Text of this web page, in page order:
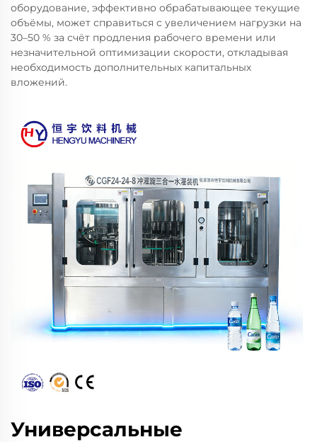
оборудование, эффективно обрабатывающее текущие
объёмы, может справиться с увеличением нагрузки на
30–50 % за счёт продления рабочего времени или
незначительной оптимизации скорости, откладывая
необходимость дополнительных капитальных
вложений.
Универсальные